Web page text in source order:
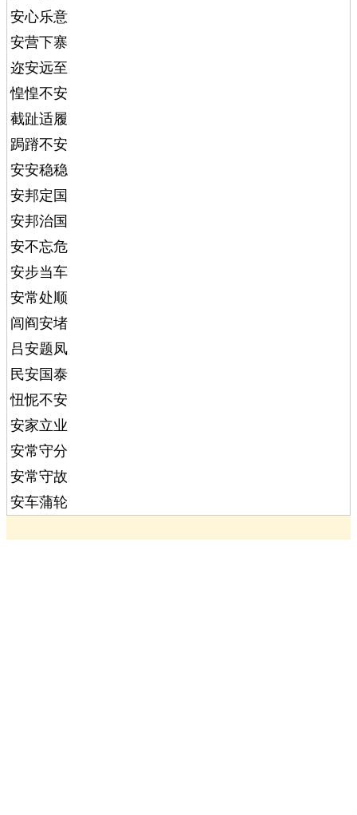
安心乐意
安营下寨
迩安远至
惶惶不安
截趾适履
跼蹐不安
安安稳稳
安邦定国
安邦治国
安不忘危
安步当车
安常处顺
闾阎安堵
吕安题凤
民安国泰
忸怩不安
安家立业
安常守分
安常守故
安车蒲轮